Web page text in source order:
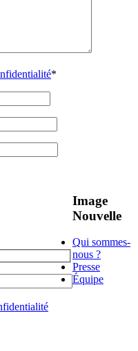
*
Image
Nouvelle
Qui sommes-
nous ?
Presse
Équipe